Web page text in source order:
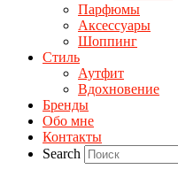
Парфюмы
Аксессуары
Шоппинг
Стиль
Аутфит
Вдохновение
Бренды
Обо мне
Контакты
Search